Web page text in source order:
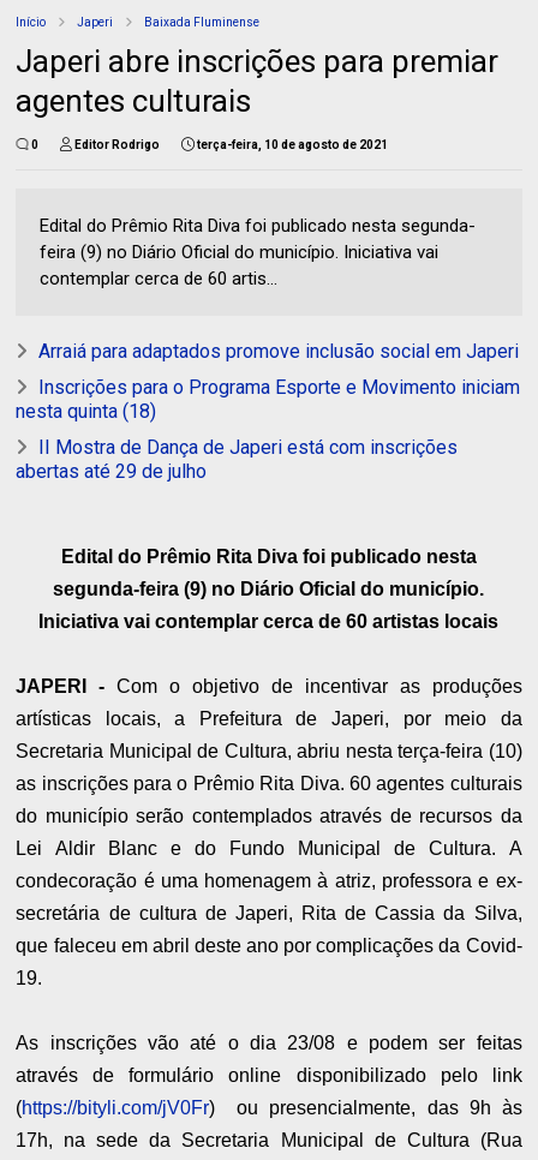
Início Japeri Baixada Fluminense
Japeri abre inscrições para premiar
agentes culturais
0 Editor Rodrigo terça-feira, 10 de agosto de 2021
Edital do Prêmio Rita Diva foi publicado nesta segunda-
feira (9) no Diário Oficial do município. Iniciativa vai
contemplar cerca de 60 artis...
Arraiá para adaptados promove inclusão social em Japeri
Inscrições para o Programa Esporte e Movimento iniciam
nesta quinta (18)
II Mostra de Dança de Japeri está com inscrições
abertas até 29 de julho
Edital do Prêmio Rita Diva foi publicado nesta
segunda-feira (9) no Diário Oficial do município.
Iniciativa vai contemplar cerca de 60 artistas locais
JAPERI -Com o objetivo de incentivar as produções
artísticas locais, a Prefeitura de Japeri, por meio da
Secretaria Municipal de Cultura, abriu nesta terça-feira (10)
as inscrições para o Prêmio Rita Diva. 60 agentes culturais
do município serão contemplados através de recursos da
Lei Aldir Blanc e do Fundo Municipal de Cultura. A
condecoração é uma homenagem à atriz, professora e ex-
secretária de cultura de Japeri, Rita de Cassia da Silva,
que faleceu em abril deste ano por complicações da Covid-
19.
As inscrições vão até o dia 23/08 e podem ser feitas
através de formulário online disponibilizado pelo link
(https://bityli.com/jV0Fr) ou presencialmente, das 9h às
17h, na sede da Secretaria Municipal de Cultura (Rua